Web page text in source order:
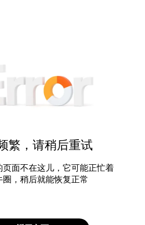
繁，请稍后重试
页面不在这儿，它可能正忙着
圈，稍后就能恢复正常